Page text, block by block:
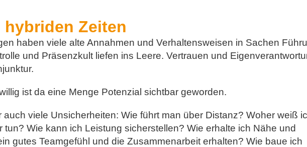
hybriden Zeiten
haben viele alte Annahmen und Verhaltensweisen in Sachen
und Präsenzkult liefen ins Leere. Vertrauen und
ist da eine Menge Potenzial sichtbar geworden.
viele Unsicherheiten: Wie führt man über Distanz? Woher weiß
tun? Wie kann ich Leistung sicherstellen? Wie erhalte ich Nähe und
gutes Teamgefühl und die Zusammenarbeit erhalten? Wie baue ich